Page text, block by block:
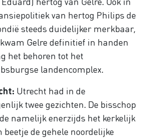
van hertog Philips de
steeds duidelijker merkbaar,
Gelre definitief in handen
het behoren tot het
landencomplex.
Utrecht had in de
twee gezichten. De bisschop
namelijk enerzijds het kerkelijk
beetje de gehele noordelijke